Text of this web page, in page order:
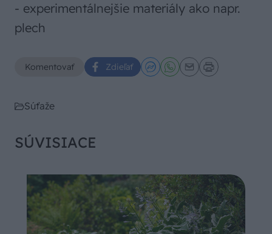
- experimentálnejšie materiály ako napr.
plech
Komentovať Zdieľať
Súťaže
SÚVISIACE